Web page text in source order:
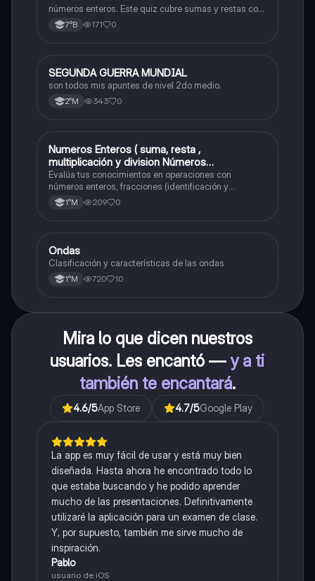
números enteros. Este quiz cubre sumas y restas con
números positivos y negativos.
7°B 171 0
Historia
SEGUNDA GUERRA MUNDIAL
son todos mis apuntes de nivel 2do medio.
2°M 343 0
Matemáticas
Numeros Enteros ( suma, resta ,
multiplicación y division Números
Fraccionarios si es Propia o Impropia o mixto
( suma , resta , multiplicación y división)
Porcentaje ( fracción, porcentual y decimal).
Evalúa tus conocimientos en operaciones con
números enteros, fracciones (identificación y
operaciones) y conversiones de porcentajes (fracción,
decimal y viceversa).
1°M 209 0
Física
Ondas
Clasificación y características de las ondas
1°M 720 10
Mira lo que dicen nuestros
usuarios. Les encantó —y a ti
también te encantará.
4.6/5App Store 4.7/5Google Play
La app es muy fácil de usar y está muy bien
diseñada. Hasta ahora he encontrado todo lo
que estaba buscando y he podido aprender
mucho de las presentaciones. Definitivamente
utilizaré la aplicación para un examen de clase.
Y, por supuesto, también me sirve mucho de
inspiración.
Pablo
usuario de iOS